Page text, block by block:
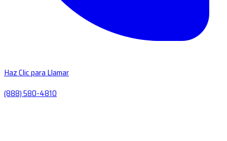
Haz Clic para Llamar
(888) 580-4810